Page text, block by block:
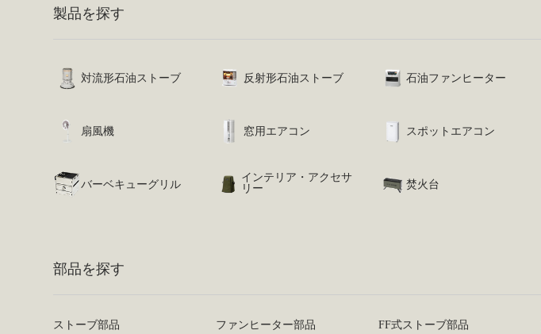
製品を探す
対流形石油ストーブ 反射形石油ストーブ 石油ファンヒーター
扇風機 窓用エアコン スポットエアコン
バーベキューグリル
インテリア・アクセサ
リー
焚火台
部品を探す
ストーブ部品 ファンヒーター部品 FF式ストーブ部品